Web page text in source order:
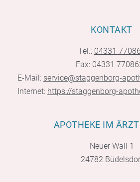
KONTAKT
Tel.: 04331
Fax: 04331
E-Mail: service@staggenborg-
Internet: https://staggenborg-
APOTHEKE IM
Neuer Wall 1
24782